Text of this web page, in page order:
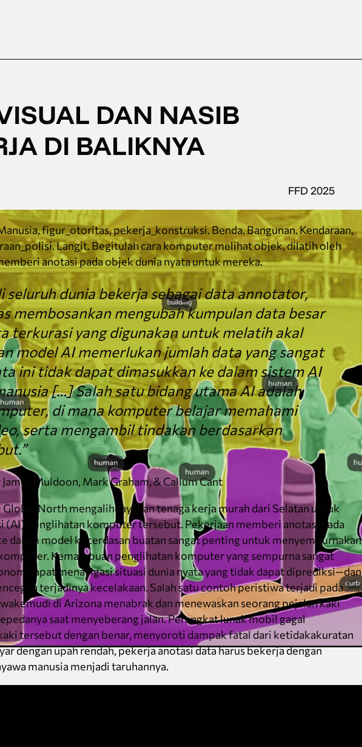
DAN NASIB
DI BALIKNYA
FFD 2025
figur_otoritas, pekerja_konstruksi. Benda. Bangunan. Kendaraan,
Langit. Begitulah cara komputer melihat objek, dilatih oleh
anotasi pada objek dunia nyata untuk mereka.
seluruh dunia bekerja sebagai data annotator,
membosankan mengubah kumpulan data besar
terkurasi yang digunakan untuk melatih akal
model AI memerlukan jumlah data yang sangat
ini tidak dapat dimasukkan ke dalam sistem AI
[…] Salah satu bidang utama AI adalah
di mana komputer belajar memahami
serta mengambil tindakan berdasarkan
Muldoon, Mark Graham, & Callum Cant
North mengalihdayakan tenaga kerja murah dari Selatan untuk
(AI) penglihatan komputer tersebut. Pekerjaan memberi anotasi pada
dalam model kecerdasan buatan sangat penting untuk menyempurnakan
Kemampuan penglihatan komputer yang sempurna sangat
dapat menavigasi situasi dunia nyata yang tidak dapat diprediksi—dan
terjadinya kecelakaan. Salah satu contoh peristiwa terjadi pada
di Arizona menabrak dan menewaskan seorang pejalan kaki
saat menyeberang jalan. Perangkat lunak mobil gagal
tersebut dengan benar, menyoroti dampak fatal dari ketidakakuratan
dengan upah rendah, pekerja anotasi data harus bekerja dengan
manusia menjadi taruhannya.